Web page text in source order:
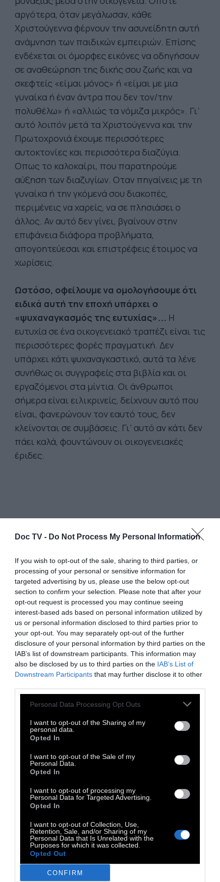
Doc TV - Do Not Process My Personal Information
If you wish to opt-out of the sale, sharing to third parties, or
processing of your personal or sensitive information for
targeted advertising by us, please use the below opt-out
section to confirm your selection. Please note that after your
opt-out request is processed you may continue seeing
interest-based ads based on personal information utilized by
us or personal information disclosed to third parties prior to
your opt-out. You may separately opt-out of the further
disclosure of your personal information by third parties on the
IAB’s list of downstream participants. This information may
also be disclosed by us to third parties on the IAB’s List of
Downstream Participants that may further disclose it to other
Personal Data Processing Opt Outs
I want to opt-out of the Sharing of my
personal data.
Opted In
I want to opt-out of the Sale of my
Personal Data.
Opted In
I want to opt-out of processing my
Personal Data for Targeted Advertising.
Opted In
I want to opt-out of Collection, Use,
Retention, Sale, and/or Sharing of my
Personal Data that Is Unrelated with the
Purposes for which it was collected.
Opted Out
CONFIRM
αργότερα, όταν μεγάλωσαν, κάθε
Χριστούγεννα φέρνουν την ασυνείδητη αυτή
ανάμνηση των παιδικών εμπειριών. Επίσης
ενδέχεται οι όμορφες εικόνες να οδηγήσουν
σε αναθεώρηση της δικής σου ζωής και να
σκεφτείς «είμαι μόνος» ή «είμαι με μια
γυναίκα ή έναν άντρα που δεν τον/την
πολυθέλω» ή «αλλιώς τα νόμιζα μικρός». Γι’
αυτό λοιπόν μετά τα Χριστούγεννα και την
Πρωτοχρονιά έχουμε περισσότερες
αυτοκτονίες και περισσότερα διαζύγια.
Οπως το καλοκαίρι, που παρατηρούμε
αύξηση των διαζυγίων. Οταν πηγαίνεις με τη
γυναίκα ή την γκόμενά σου διακοπές,
περιμένεις να χαρείς, να σε πλησιάσει ο
άλλος. Αν αυτό δεν γίνει, βγαίνουν στην
επιφάνεια διάφορα προβλήματα,
απογοητεύεσαι και επιστρέφεις έτοιμος να
χωρίσεις.
Ωστόσο, οφείλουμε να ομολογήσουμε ότι
ειδικά αυτή την εποχή υπάρχει ο
«ψυχαναγκασμός της ευτυχίας»... Η
ευτυχία σε ένα οικογενειακό τραπέζι είναι τις
περισσότερες φορές πραγματική. Δεν
υπάρχει κάτι ψυχαναγκαστικό, αυτά τα λένε
συνήθως οι συγγραφείς στα βιβλία και οι
εργαζόμενοι στα μίντια. Οι άνθρωποι
σήμερα είναι ειλικρινείς, δείχνουν αυτό που
είναι, φανερώνουν τον εαυτό τους, δεν
κλείνονται σε συμβάσεις. Γι’ αυτό αν κάτι δεν
πάει καλά, φουντώνουν οι οικογενειακές
έριδες.
Από ποια ανθρώπινη ανάγκη πηγάζει η
θεσμοθέτηση των γιορτών;
Από την ανάγκη
του ανθρώπου για ιεροτελεστία. Οι γιορτές
βάζουν τάξη στη ζωή του, δημιουργούν ένα
διάλειμμα στη ρουτίνα, μια προσδοκία
χαράς. Εχουμε θρησκευτικές γιορτές,
πολεμικές γιορτές, εθνικές γιορτές! Κάθε
πόλη και χωριό γιορτάζουν την
απελευθέρωσή τους, κάθε μέρα γιορτάζει και
ένας άγιος. Είναι ένα «παλιό διαφημιστικό